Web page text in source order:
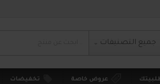
جميع التصنيفات
عروض خاصة تخفيضات